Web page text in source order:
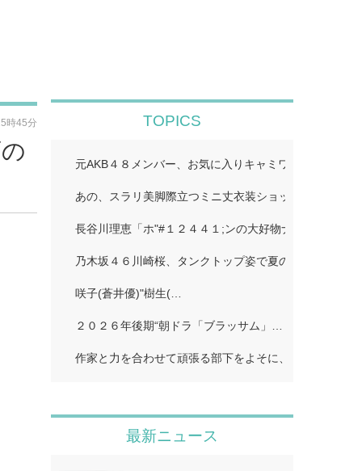
時45分 TOPICS
元AKB４８メンバー、お気に入りキャミワンピで美ス
あの、スラリ美脚際立つミニ丈衣装ショット公開「二
長谷川理恵「ホ"#１２４４１;ンの大好物ナホ"#１２４
乃木坂４６川崎桜、タンクトップ姿で夏のワンシーン
咲子(蒼井優)"樹生(…
２０２６年後期“朝ドラ「ブラッサム」…
作家と力を合わせて頑張る部下をよそに、上司は陰で
最新ニュース